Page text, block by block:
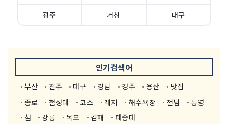
광주 거창 대구
인기검색어
부산 진주 대구 경남 경주 용산
맛집
종로
첨성대 코스 레저 해수욕장 전남
통영
섬
강릉 목포 김해 태종대